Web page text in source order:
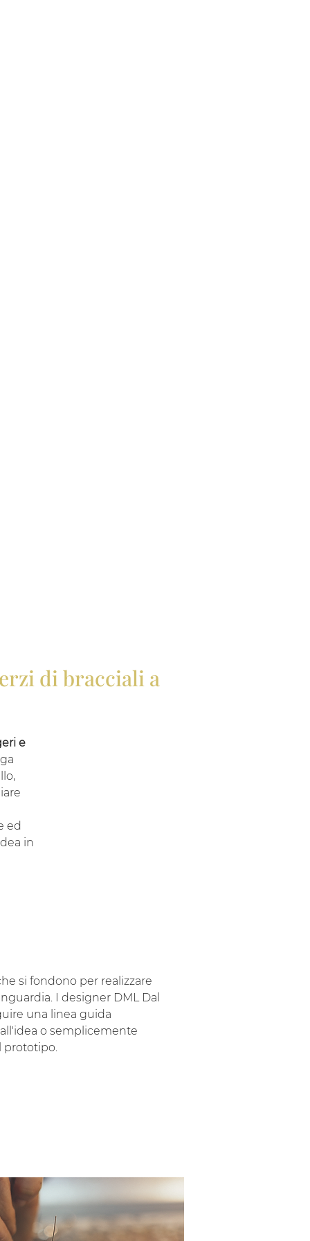
di bracciali a
e
ed
in
si fondono per realizzare
I designer DML Dal
una linea guida
o semplicemente
prototipo.